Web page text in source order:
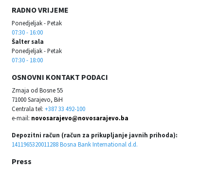
RADNO VRIJEME
Ponedjeljak - Petak
07:30 - 16:00
Šalter sala
Ponedjeljak - Petak
07:30 - 18:00
OSNOVNI KONTAKT PODACI
Zmaja od Bosne 55
71000 Sarajevo, BiH
Centrala tel: +387 33 492-100
e-mail: novosarajevo@novosarajevo.ba
Depozitni račun (račun za prikupljanje javnih prihoda):
1411965320011288 Bosna Bank International d.d.
Press